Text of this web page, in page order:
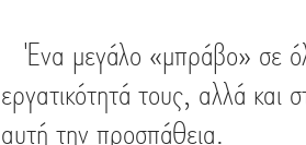
εργατικότητά τους, αλλά και
αυτή την προσπάθεια.